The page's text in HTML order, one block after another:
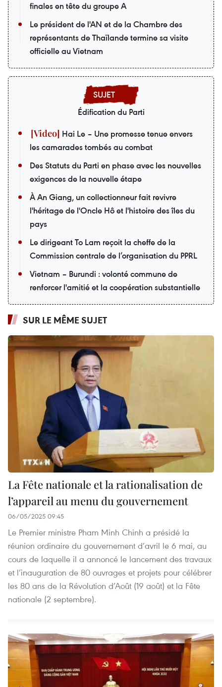
finales en tête du groupe A
Le président de l'AN et de la Chambre des
représentants de Thaïlande termine sa visite
officielle au Vietnam
Édification du Parti
Hai Le – Une promesse tenue envers
les camarades tombés au combat
Des Statuts du Parti en phase avec les nouvelles
exigences de la nouvelle étape
À An Giang, un collectionneur fait revivre
l'héritage de l'Oncle Hô et l'histoire des îles du
pays
Le dirigeant To Lam reçoit la cheffe de la
Commission centrale de l’organisation du PPRL
Vietnam – Burundi : volonté commune de
renforcer l'amitié et la coopération substantielle
SUR LE MÊME SUJET
La Fête nationale et la rationalisation de
l’appareil au menu du gouvernement
06/05/2025 09:45
Le Premier ministre Pham Minh Chinh a présidé la
réunion ordinaire du gouvernement d’avril le 6 mai, au
cours de laquelle il a annoncé le lancement des travaux
et l’inauguration de 80 ouvrages et projets pour célébrer
les 80 ans de la Révolution d’Août (19 août) et la Fête
nationale (2 septembre).